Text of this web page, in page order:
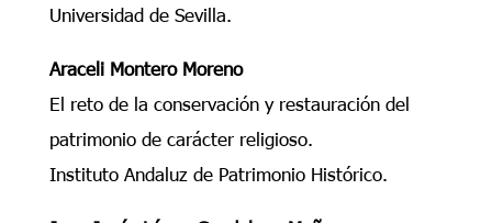
Universidad de Sevilla.
Araceli Montero Moreno
El reto de la conservación y restauración del
patrimonio de carácter religioso.
Instituto Andaluz de Patrimonio Histórico.